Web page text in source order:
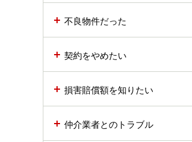
不良物件だった
契約をやめたい
損害賠償額を知りたい
仲介業者とのトラブル